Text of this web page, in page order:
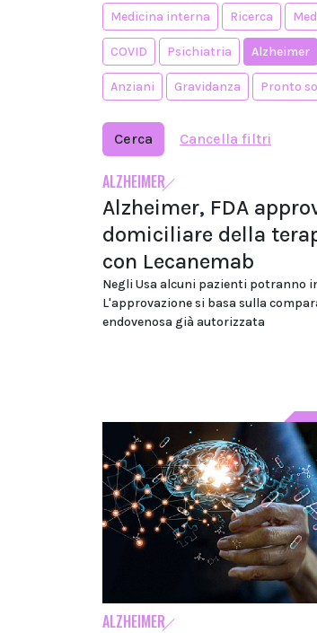
Medicina interna Ricerca
COVID Psichiatria Alzheimer
Anziani Gravidanza Pronto
Cerca Cancella filtri
ALZHEIMER
Alzheimer, FDA
domiciliare della
con Lecanemab
Negli Usa alcuni pazienti potranno
L'approvazione si basa sulla
endovenosa già autorizzata
ALZHEIMER